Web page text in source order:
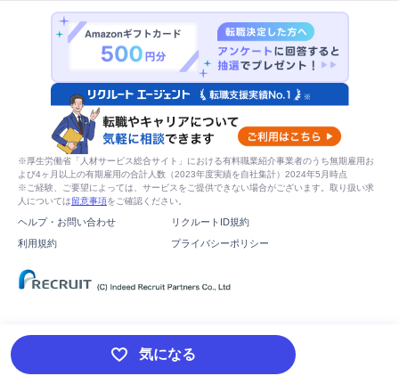
気になる
※厚生労働省「人材サービス総合サイト」における有料職業紹介事業者のうち無期雇用お
よび4ヶ月以上の有期雇用の合計人数（2023年度実績を自社集計）2024年5月時点
※ご経験、ご要望によっては、サービスをご提供できない場合がございます。取り扱い求
人については留意事項をご確認ください。
ヘルプ・お問い合わせ
リクルートID規約
利用規約
プライバシーポリシー